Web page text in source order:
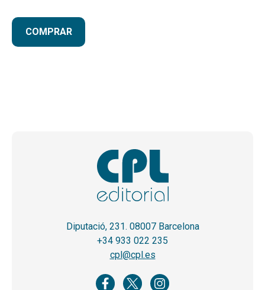
COMPRAR
Diputació, 231. 08007 Barcelona
+34 933 022 235
cpl@cpl.es